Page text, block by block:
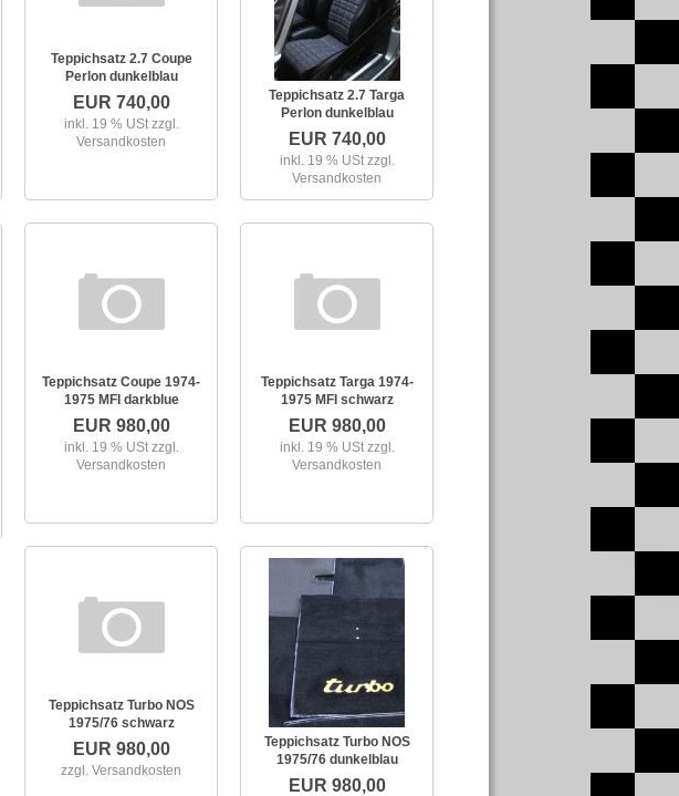
Teppichsatz 2.7 Coupe
Perlon dunkelblau
EUR 740,00
inkl. 19 % USt zzgl.
Versandkosten
Teppichsatz 2.7 Targa
Perlon dunkelblau
EUR 740,00
inkl. 19 % USt zzgl.
Versandkosten
Teppichsatz Coupe 1974-
1975 MFI darkblue
EUR 980,00
inkl. 19 % USt zzgl.
Versandkosten
Teppichsatz Targa 1974-
1975 MFI schwarz
EUR 980,00
inkl. 19 % USt zzgl.
Versandkosten
Teppichsatz Turbo NOS
1975/76 schwarz
EUR 980,00
zzgl. Versandkosten
Teppichsatz Turbo NOS
1975/76 dunkelblau
EUR 980,00